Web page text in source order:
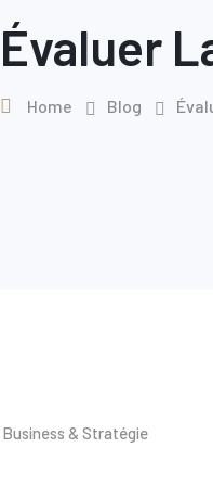
Évaluer
Home Blog
Business & Stratégie